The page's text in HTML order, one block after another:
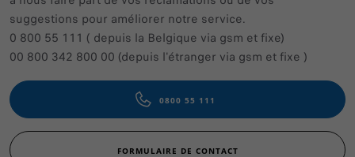
suggestions pour améliorer notre service.
0 800 55 111 ( depuis la Belgique via gsm et fixe)
00 800 342 800 00 (depuis l'étranger via gsm et fixe )
0800 55 111
FORMULAIRE DE CONTACT